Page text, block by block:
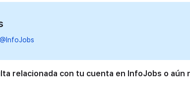
relacionada con tu cuenta en InfoJobs o aún